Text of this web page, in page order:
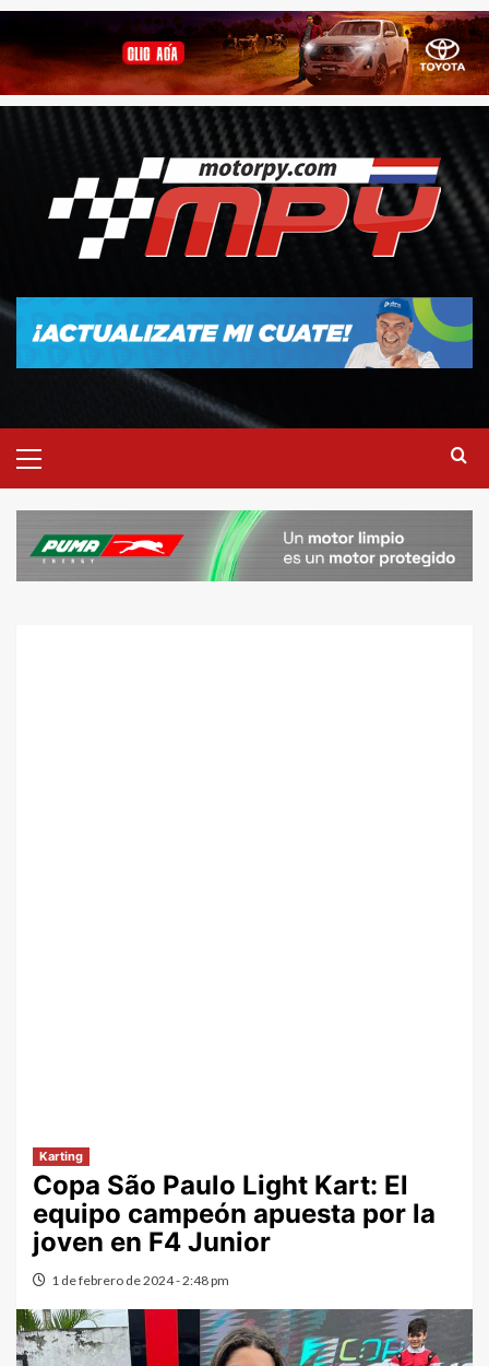
Karting
Copa São Paulo Light Kart: El
equipo campeón apuesta por la
joven en F4 Junior
1 de febrero de 2024 - 2:48 pm